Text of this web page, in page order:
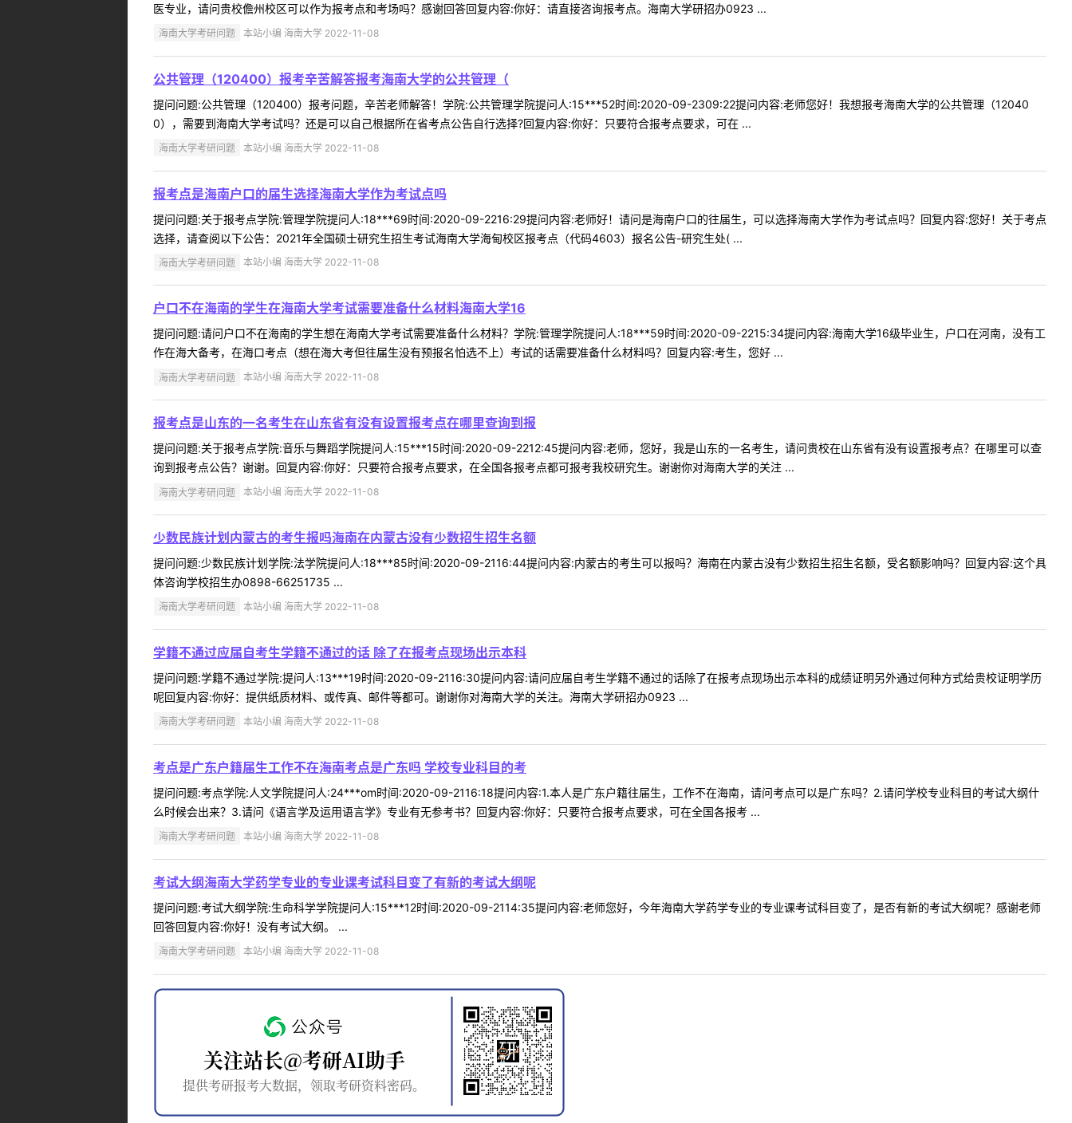
医专业，请问贵校儋州校区可以作为报考点和考场吗？感谢回答回复内容:你好：请直接咨询报考点。海南大学研招办0923 ...
海南大学考研问题 本站小编 海南大学 2022-11-08
公共管理（120400）报考辛苦解答报考海南大学的公共管理（
提问问题:公共管理（120400）报考问题，辛苦老师解答！学院:公共管理学院提问人:15***52时间:2020-09-2309:22提问内容:老师您好！我想报考海南大学的公共管理（12040
0），需要到海南大学考试吗？还是可以自己根据所在省考点公告自行选择?回复内容:你好：只要符合报考点要求，可在 ...
海南大学考研问题 本站小编 海南大学 2022-11-08
报考点是海南户口的届生选择海南大学作为考试点吗
提问问题:关于报考点学院:管理学院提问人:18***69时间:2020-09-2216:29提问内容:老师好！请问是海南户口的往届生，可以选择海南大学作为考试点吗？回复内容:您好！关于考点
选择，请查阅以下公告：2021年全国硕士研究生招生考试海南大学海甸校区报考点（代码4603）报名公告-研究生处( ...
海南大学考研问题 本站小编 海南大学 2022-11-08
户口不在海南的学生在海南大学考试需要准备什么材料海南大学16
提问问题:请问户口不在海南的学生想在海南大学考试需要准备什么材料？学院:管理学院提问人:18***59时间:2020-09-2215:34提问内容:海南大学16级毕业生，户口在河南，没有工
作在海大备考，在海口考点（想在海大考但往届生没有预报名怕选不上）考试的话需要准备什么材料吗？回复内容:考生，您好 ...
海南大学考研问题 本站小编 海南大学 2022-11-08
报考点是山东的一名考生在山东省有没有设置报考点在哪里查询到报
提问问题:关于报考点学院:音乐与舞蹈学院提问人:15***15时间:2020-09-2212:45提问内容:老师，您好，我是山东的一名考生，请问贵校在山东省有没有设置报考点？在哪里可以查
询到报考点公告？谢谢。回复内容:你好：只要符合报考点要求，在全国各报考点都可报考我校研究生。谢谢你对海南大学的关注 ...
海南大学考研问题 本站小编 海南大学 2022-11-08
少数民族计划内蒙古的考生报吗海南在内蒙古没有少数招生招生名额
提问问题:少数民族计划学院:法学院提问人:18***85时间:2020-09-2116:44提问内容:内蒙古的考生可以报吗？海南在内蒙古没有少数招生招生名额，受名额影响吗？回复内容:这个具
体咨询学校招生办0898-66251735 ...
海南大学考研问题 本站小编 海南大学 2022-11-08
学籍不通过应届自考生学籍不通过的话 除了在报考点现场出示本科
提问问题:学籍不通过学院:提问人:13***19时间:2020-09-2116:30提问内容:请问应届自考生学籍不通过的话除了在报考点现场出示本科的成绩证明另外通过何种方式给贵校证明学历
呢回复内容:你好：提供纸质材料、或传真、邮件等都可。谢谢你对海南大学的关注。海南大学研招办0923 ...
海南大学考研问题 本站小编 海南大学 2022-11-08
考点是广东户籍届生工作不在海南考点是广东吗 学校专业科目的考
提问问题:考点学院:人文学院提问人:24***om时间:2020-09-2116:18提问内容:1.本人是广东户籍往届生，工作不在海南，请问考点可以是广东吗？2.请问学校专业科目的考试大纲什
么时候会出来？3.请问《语言学及运用语言学》专业有无参考书？回复内容:你好：只要符合报考点要求，可在全国各报考 ...
海南大学考研问题 本站小编 海南大学 2022-11-08
考试大纲海南大学药学专业的专业课考试科目变了有新的考试大纲呢
提问问题:考试大纲学院:生命科学学院提问人:15***12时间:2020-09-2114:35提问内容:老师您好，今年海南大学药学专业的专业课考试科目变了，是否有新的考试大纲呢？感谢老师
回答回复内容:你好！没有考试大纲。 ...
海南大学考研问题 本站小编 海南大学 2022-11-08